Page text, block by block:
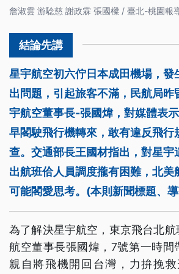
詹淑雲 游騐慈 謝政霖 張國樑 / 臺北-桃園報
星宇航空初六佇日本成田機場，發
出問題，引起旅客不滿，民航局昨
宇航空董事長-張國煒，對媒體表
早閣駛飛行機轉來，敢有違反飛行
查。交通部長王國材指出，對星宇
出航班佮人員調度攏有困難，北美
可能閣愛思考。(本則新聞標題、
為了解決星宇航空，東京飛台北
航空董事長張國煒，7號第一時間
親自將飛機開回台灣，力拚挽